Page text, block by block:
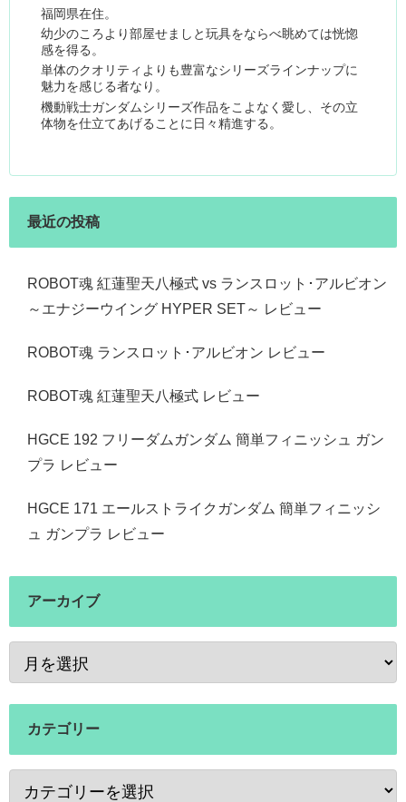
福岡県在住。
幼少のころより部屋せましと玩具をならべ眺めては恍惚
感を得る。
単体のクオリティよりも豊富なシリーズラインナップに
魅力を感じる者なり。
機動戦士ガンダムシリーズ作品をこよなく愛し、その立
体物を仕立てあげることに日々精進する。
最近の投稿
ROBOT魂 紅蓮聖天八極式 vs ランスロット･アルビオン
～エナジーウイング HYPER SET～ レビュー
ROBOT魂 ランスロット･アルビオン レビュー
ROBOT魂 紅蓮聖天八極式 レビュー
HGCE 192 フリーダムガンダム 簡単フィニッシュ ガン
プラ レビュー
HGCE 171 エールストライクガンダム 簡単フィニッシ
ュ ガンプラ レビュー
アーカイブ
カテゴリー